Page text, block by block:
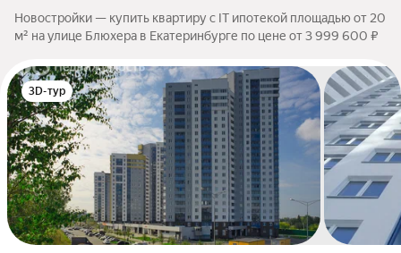
Новостройки — купить квартиру с IT ипотекой площадью от 20
м² на улице Блюхера в Екатеринбурге по цене от 3 999 600 ₽
3D-тур